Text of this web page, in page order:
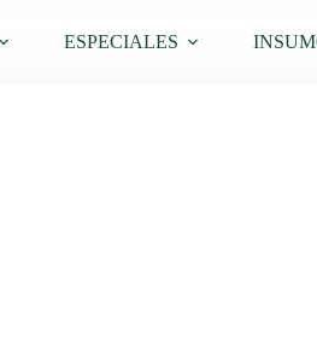
ESPECIALES